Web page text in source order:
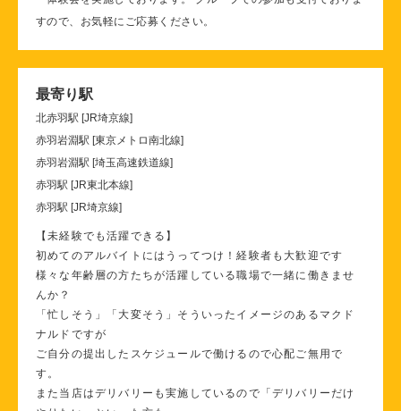
すので、お気軽にご応募ください。
最寄り駅
北赤羽駅 [JR埼京線]
赤羽岩淵駅 [東京メトロ南北線]
赤羽岩淵駅 [埼玉高速鉄道線]
赤羽駅 [JR東北本線]
赤羽駅 [JR埼京線]
【未経験でも活躍できる】
初めてのアルバイトにはうってつけ！経験者も大歓迎です
様々な年齢層の方たちが活躍している職場で一緒に働きませ
んか？
「忙しそう」「大変そう」そういったイメージのあるマクド
ナルドですが
ご自分の提出したスケジュールで働けるので心配ご無用で
す。
また当店はデリバリーも実施しているので「デリバリーだけ